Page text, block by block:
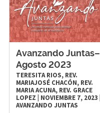
Avanzando Juntas–
Agosto 2023
TERESITA RIOS, REV.
MARIAJOSÉ CHACÓN, REV.
MARIA ACUNA, REV. GRACE
LOPEZ
NOVIEMBRE 7, 2023
AVANZANDO JUNTAS